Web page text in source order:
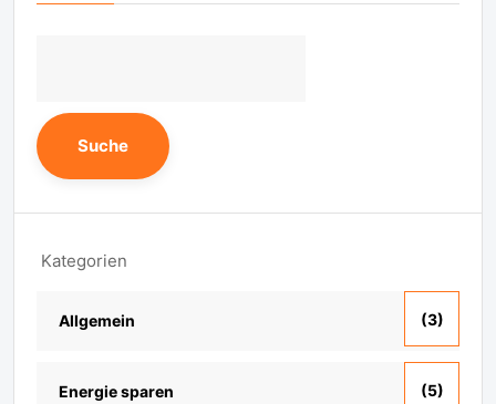
Suche
Kategorien
Allgemein (3)
Energie sparen (5)